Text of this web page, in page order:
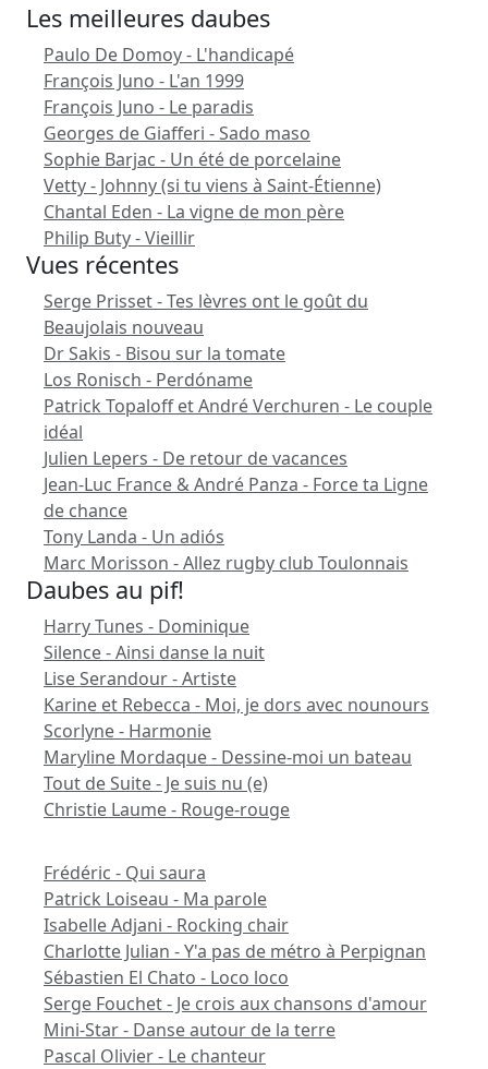
Les meilleures daubes
Paulo De Domoy - L'handicapé
François Juno - L'an 1999
François Juno - Le paradis
Georges de Giafferi - Sado maso
Sophie Barjac - Un été de porcelaine
Vetty - Johnny (si tu viens à Saint-Étienne)
Chantal Eden - La vigne de mon père
Philip Buty - Vieillir
Vues récentes
Serge Prisset - Tes lèvres ont le goût du
Beaujolais nouveau
Dr Sakis - Bisou sur la tomate
Los Ronisch - Perdóname
Patrick Topaloff et André Verchuren - Le couple
idéal
Julien Lepers - De retour de vacances
Jean-Luc France & André Panza - Force ta Ligne
de chance
Tony Landa - Un adiós
Marc Morisson - Allez rugby club Toulonnais
Daubes au pif!
Harry Tunes - Dominique
Silence - Ainsi danse la nuit
Lise Serandour - Artiste
Karine et Rebecca - Moi, je dors avec nounours
Scorlyne - Harmonie
Maryline Mordaque - Dessine-moi un bateau
Tout de Suite - Je suis nu (e)
Christie Laume - Rouge-rouge
Frédéric - Qui saura
Patrick Loiseau - Ma parole
Isabelle Adjani - Rocking chair
Charlotte Julian - Y'a pas de métro à Perpignan
Sébastien El Chato - Loco loco
Serge Fouchet - Je crois aux chansons d'amour
Mini-Star - Danse autour de la terre
Pascal Olivier - Le chanteur